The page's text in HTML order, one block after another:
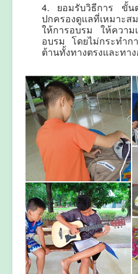
4. ยอมรับวิธีการ ขั้น
ปกครองดูแลที่เหมา
ให้การอบรม ให้ความ
อบรม โดยไม่กระทำก
ต้านทั้งทางตรงและทา